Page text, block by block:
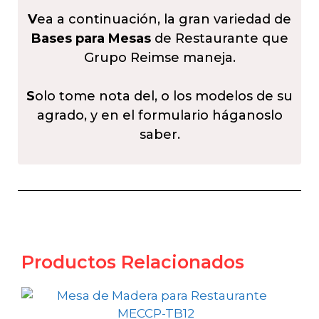
Vea a continuación, la gran variedad de
Bases para Mesasde Restaurante que
Grupo Reimse maneja.
Solo tome nota del, o los modelos de su
agrado, y en el formulario háganoslo
saber.
Productos Relacionados